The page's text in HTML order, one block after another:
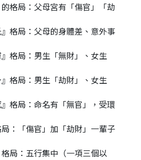
格局：父母宮有「傷官」「劫
格局：父母的身體差、意外事
格局：男生「無財」、女生
格局：男生「劫財」、女生
格局：命名有「無官」，受環
：「傷官」加「劫財」一輩子
局：五行集中（一項三個以